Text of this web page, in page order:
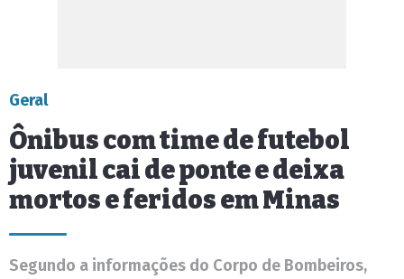
Geral
Ônibus com time de futebol
juvenil cai de ponte e deixa
mortos e feridos em Minas
Segundo a informações do Corpo de Bombeiros,